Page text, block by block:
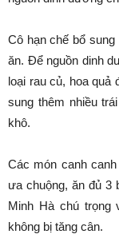
Cô hạn chế bổ
ăn. Để nguồn dinh
loại rau củ, hoa quả
sung thêm nhiều
khô.
Các món canh
ưa chuộng, ăn đủ 3
Minh Hà chú trọng
không bị tăng cân.